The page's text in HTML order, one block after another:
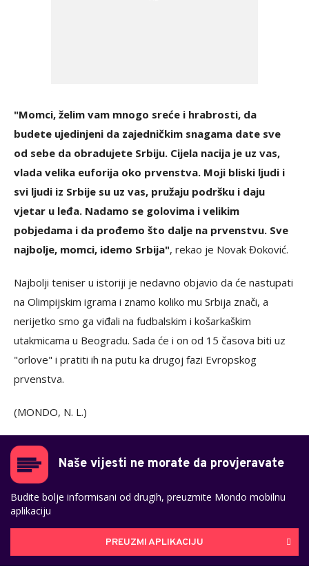
"Momci, želim vam mnogo sreće i hrabrosti, da
budete ujedinjeni da zajedničkim snagama date sve
od sebe da obradujete Srbiju. Cijela nacija je uz vas,
vlada velika euforija oko prvenstva. Moji bliski ljudi i
svi ljudi iz Srbije su uz vas, pružaju podršku i daju
vjetar u leđa. Nadamo se golovima i velikim
pobjedama i da prođemo što dalje na prvenstvu. Sve
najbolje, momci, idemo Srbija", rekao je Novak Đoković.
Najbolji teniser u istoriji je nedavno objavio da će nastupati
na Olimpijskim igrama i znamo koliko mu Srbija znači, a
nerijetko smo ga viđali na fudbalskim i košarkaškim
utakmicama u Beogradu. Sada će i on od 15 časova biti uz
"orlove" i pratiti ih na putu ka drugoj fazi Evropskog
prvenstva.
(MONDO, N. L.)
Naše vijesti ne morate da provjeravate
Budite bolje informisani od drugih, preuzmite Mondo mobilnu
aplikaciju
PREUZMI APLIKACIJU